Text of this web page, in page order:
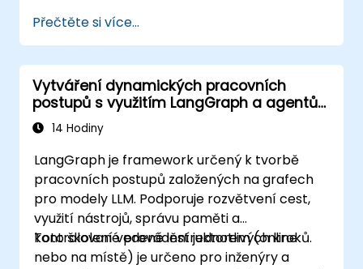
Přečtěte si více...
Vytváření dynamických pracovních
postupů s využitím LangGraph a agentů
LLM14 Hodiny
LangGraph je framework určený k tvorbě
pracovních postupů založených na grafech
pro modely LLM. Podporuje rozvětvení cest,
využití nástrojů, správu paměti a
kontrolované provádění jednotlivých kroků.
Toto školení vedené instruktorem (online
nebo na místě) je určeno pro inženýry a